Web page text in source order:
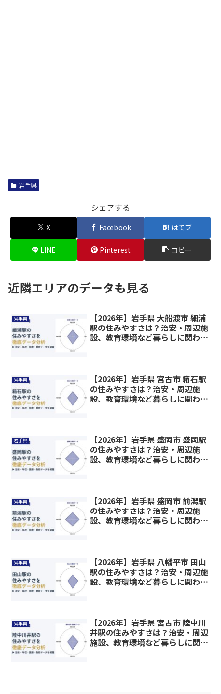
岩手県
シェアする
X Facebook はてブ
LINE Pinterest コピー
近隣エリアのデータも見る
岩手県
【2026年】岩手県 大船渡市 細浦
駅の住みやすさは？治安・周辺施
設、教育環境など暮らしに関わる
岩手県
【2026年】岩手県 宮古市 箱石駅
の住みやすさは？治安・周辺施
設、教育環境など暮らしに関わる
岩手県
【2026年】岩手県 盛岡市 盛岡駅
の住みやすさは？治安・周辺施
設、教育環境など暮らしに関わる
岩手県
【2026年】岩手県 盛岡市 前潟駅
の住みやすさは？治安・周辺施
設、教育環境など暮らしに関わる
岩手県
【2026年】岩手県 八幡平市 田山
駅の住みやすさは？治安・周辺施
設、教育環境など暮らしに関わる
岩手県
【2026年】岩手県 宮古市 陸中川
井駅の住みやすさは？治安・周辺
施設、教育環境など暮らしに関わ